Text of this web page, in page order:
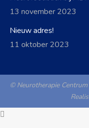
13 november 2023
Nieuw adres!
11 oktober 2023
© Neurotherapie